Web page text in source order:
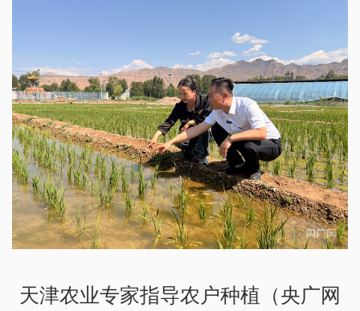
天津农业专家指导农户种植（央广网